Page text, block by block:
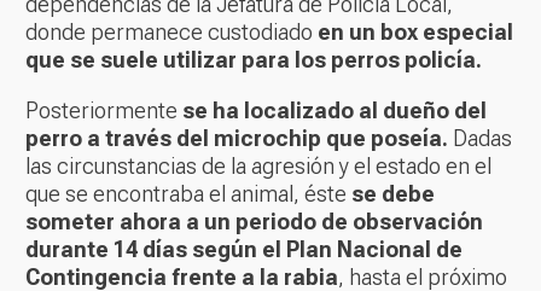
donde permanece custodiado en un box especial
que se suele utilizar para los perros policía.
Posteriormente se ha localizado al dueño del
perro a través del microchip que poseía. Dadas
las circunstancias de la agresión y el estado en el
que se encontraba el animal, éste se debe
someter ahora a un periodo de observación
durante 14 días según el Plan Nacional de
Contingencia frente a la rabia, hasta el próximo